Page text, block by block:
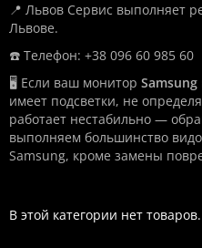
📍 Львов Сервис выполняет
Львове.
☎️ Телефон: +38 096 60 985 60
🖥️ Если ваш монитор Samsung
имеет подсветки, не
работает нестабильно —
выполняем большинство
Samsung, кроме замены
В этой категории нет товаров.